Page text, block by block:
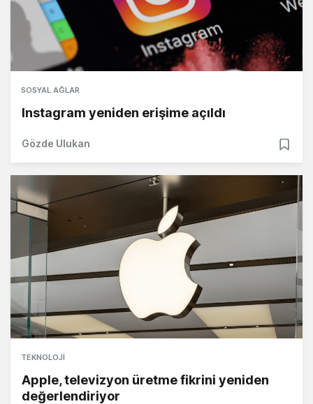
SOSYAL AĞLAR
Instagram yeniden erişime açıldı
Gözde Ulukan
TEKNOLOJI
Apple, televizyon üretme fikrini yeniden
değerlendiriyor